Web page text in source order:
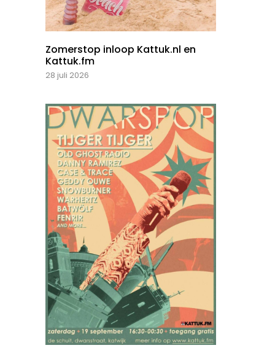
Zomerstop inloop Kattuk.nl en
Kattuk.fm
28 juli 2026